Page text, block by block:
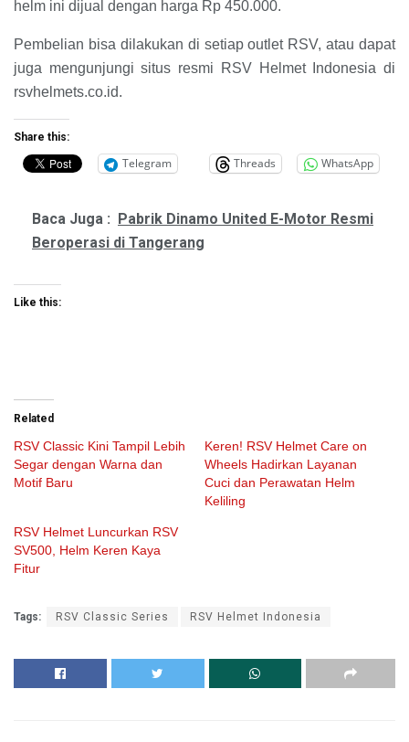
helm ini dijual dengan harga Rp 450.000.
Pembelian bisa dilakukan di setiap outlet RSV, atau dapat
juga mengunjungi situs resmi RSV Helmet Indonesia di
rsvhelmets.co.id.
Share this:
Telegram Threads WhatsApp
Baca Juga : Pabrik Dinamo United E-Motor Resmi
Beroperasi di Tangerang
Like this:
Related
RSV Classic Kini Tampil Lebih
Segar dengan Warna dan
Motif Baru
Keren! RSV Helmet Care on
Wheels Hadirkan Layanan
Cuci dan Perawatan Helm
Keliling
RSV Helmet Luncurkan RSV
SV500, Helm Keren Kaya
Fitur
Tags: RSV Classic Series RSV Helmet Indonesia